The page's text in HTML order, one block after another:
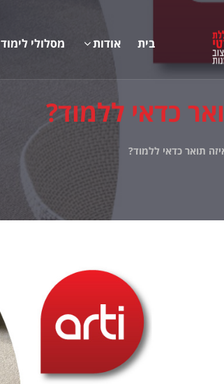
בית אודות מסלולי לימוד
כדאי ללמוד?
תואר כדאי ללמוד?